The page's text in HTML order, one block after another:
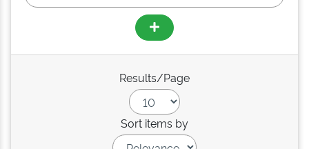
Results/Page
Sort items by